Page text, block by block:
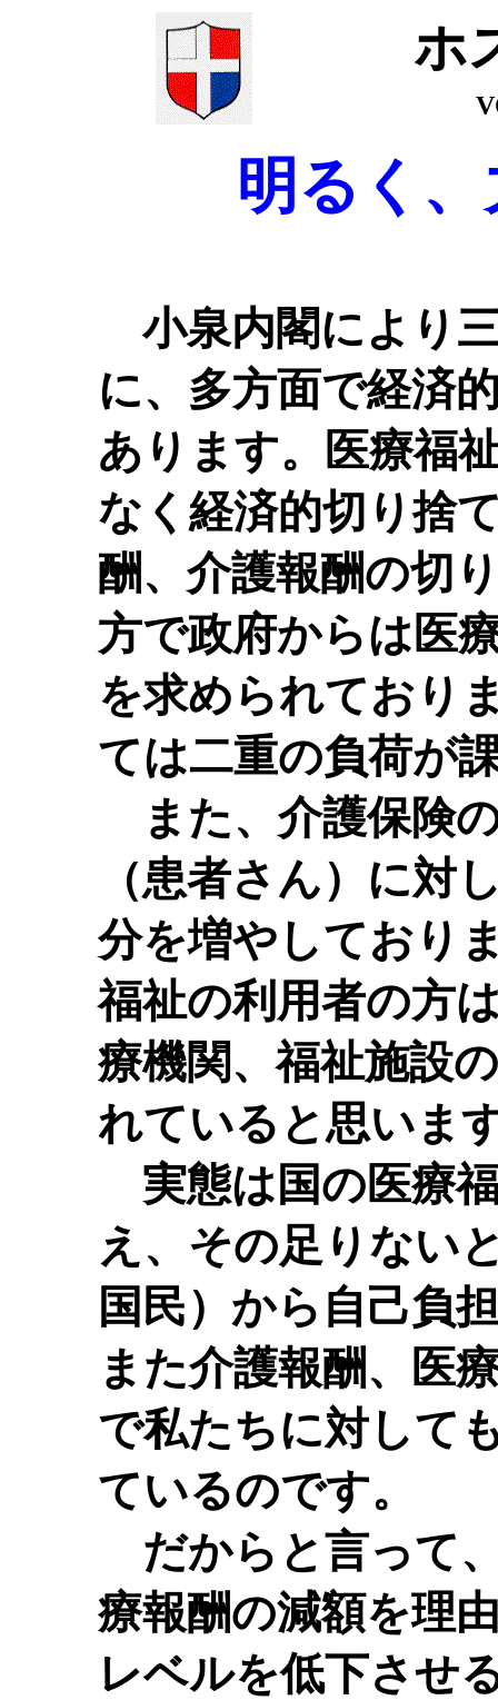
ホ
明るく
小泉内閣により
に、多方面で経済
あります。医療福
なく経済的切り捨
酬、介護報酬の切
方で政府からは医
を求められており
ては二重の負荷が
また、介護保険
（患者さん）に対
分を増やしており
福祉の利用者の方
療機関、福祉施設
れていると思いま
実態は国の医療
え、その足りない
国民）から自己負
また介護報酬、医
で私たちに対して
ているのです。
だからと言って
療報酬の減額を理
レベルを低下させ